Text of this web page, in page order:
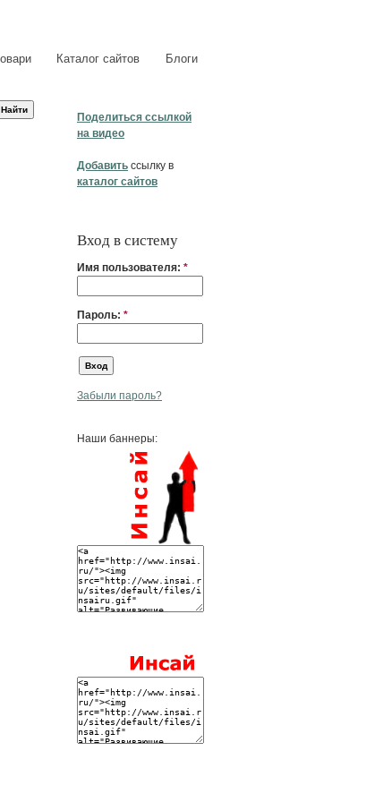
Каталог сайтов Блоги
Поделиться ссылкой
на видео
Добавить ссылку в
каталог сайтов
Вход в систему
Имя пользователя: *
Пароль: *
Забыли пароль?
Наши баннеры: